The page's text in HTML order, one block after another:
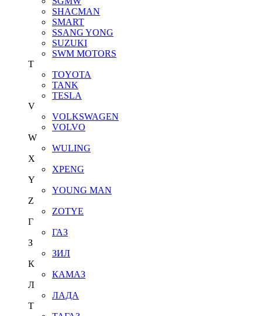
SHACMAN
SMART
SSANG YONG
SUZUKI
SWM MOTORS
T
TOYOTA
TANK
TESLA
V
VOLKSWAGEN
VOLVO
W
WULING
X
XPENG
Y
YOUNG MAN
Z
ZOTYE
Г
ГАЗ
З
ЗИЛ
К
КАМАЗ
Л
ЛАДА
Т